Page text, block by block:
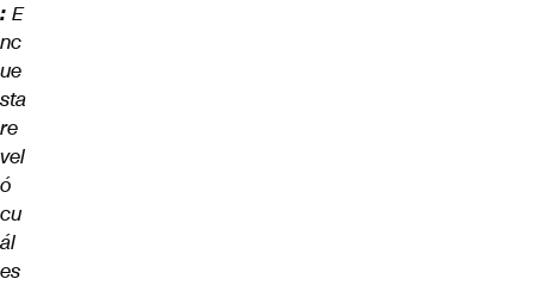
: E
nc
ue
sta
re
vel
ó
cu
ál
es